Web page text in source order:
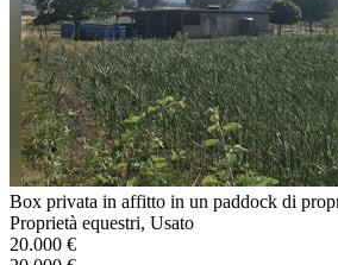
Box privata in affitto in un paddock di
Proprietà equestri, Usato
20.000 €